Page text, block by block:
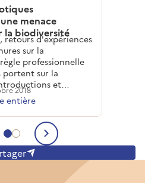
Aller au contenu 1
Aller au contenu 2
menace
la biodiversité
retours d'expériences
sur la
professionnelle
portent sur la
et
de leur
élimination.
2018
entière
précédent
Contenu